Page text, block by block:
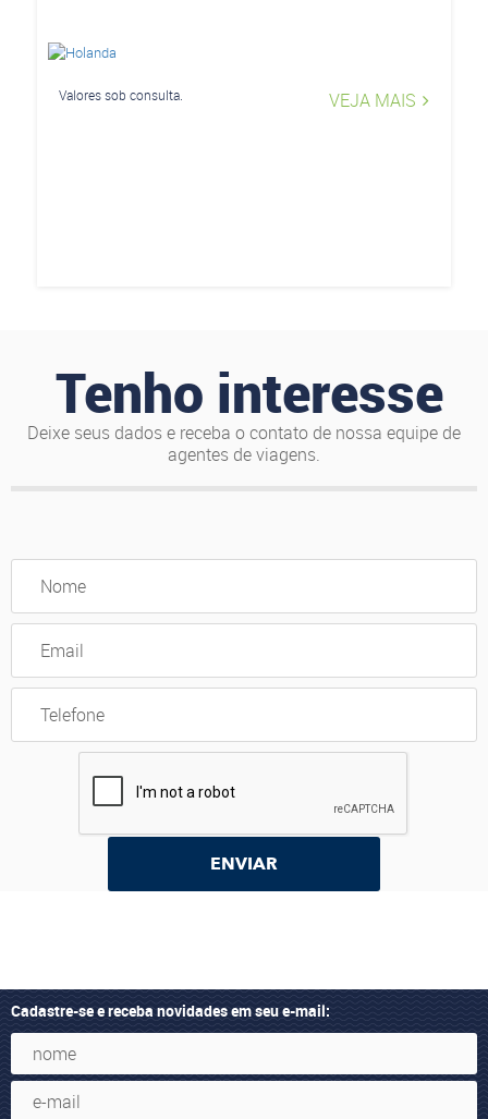
Valores sob consulta. VEJA MAIS
Tenho interesse
Deixe seus dados e receba o contato de nossa equipe de
agentes de viagens.
ENVIAR
Cadastre-se e receba novidades em seu e-mail: